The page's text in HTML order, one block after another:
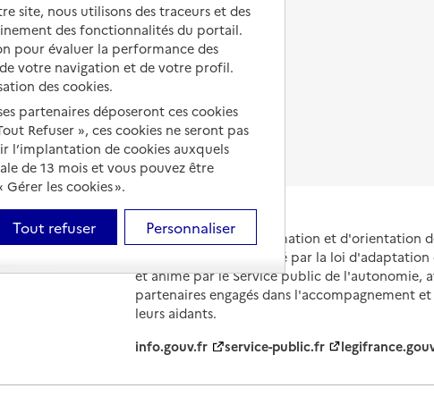
Comprendre les prix en
EHPAD
Droits en EHPAD
Portail national d'information et d'orientation
et de leurs proches, créé par la loi
et animé par le Service public de l'autonomie,
partenaires engagés dans l'accompagnement
leurs aidants.
info.gouv.fr
service-public.fr
site, nous utilisons des traceurs et des
des fonctionnalités du portail.
pour évaluer la performance des
votre navigation et de votre profil.
des cookies.
partenaires déposeront ces cookies
Refuser », ces cookies ne seront pas
l’implantation de cookies auxquels
de 13 mois et vous pouvez être
les cookies ».
Tout refuser Personnaliser